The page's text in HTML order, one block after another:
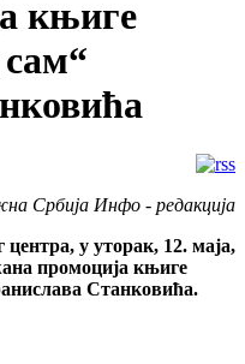
књиге
Србија Инфо - редакција
у уторак, 12. маја,
промоција књиге
Станковића.